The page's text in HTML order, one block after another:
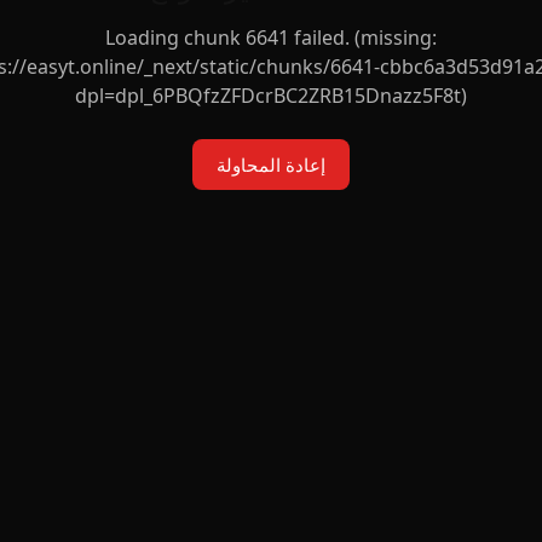
Loading chunk 6641 failed. (missing:
easyt.online/_next/static/chunks/6641-
dpl=dpl_6PBQfzZFDcrBC2ZRB15Dnazz5F8t)
إعادة المحاولة